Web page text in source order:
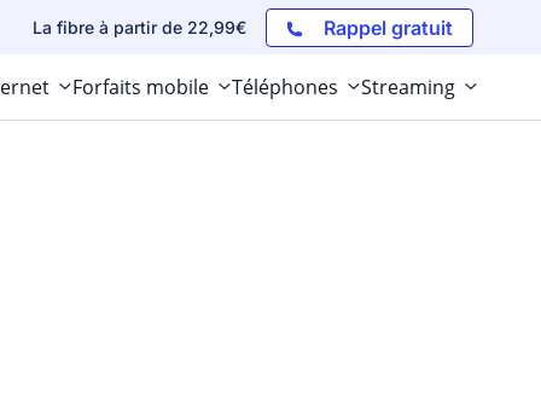
La fibre à partir de 22,99€ Rappel gratuit
Forfaits mobile Téléphones Streaming